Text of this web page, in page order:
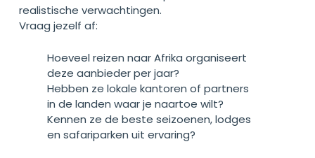
realistische verwachtingen.
Vraag jezelf af:
Hoeveel reizen naar Afrika organiseert
deze aanbieder per jaar?
Hebben ze lokale kantoren of partners
in de landen waar je naartoe wilt?
Kennen ze de beste seizoenen, lodges
en safariparken uit ervaring?